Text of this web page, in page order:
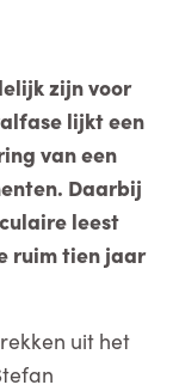
zijn voor
lijkt een
van een
Daarbij
leest
ruim tien jaar
uit het